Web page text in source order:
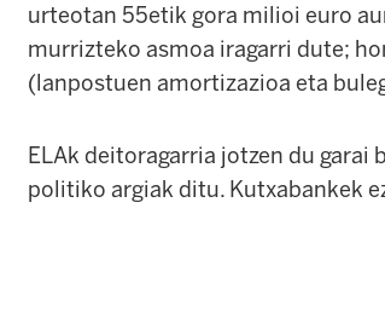
urteotan 55etik gora milioi euro
murrizteko asmoa iragarri dute;
(lanpostuen amortizazioa eta
ELAk deitoragarria jotzen du
politiko argiak ditu. Kutxabankek